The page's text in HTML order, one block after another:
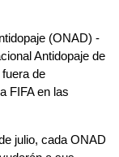
(ONAD) -
Antidopaje de
de
FIFA en las
julio, cada ONAD